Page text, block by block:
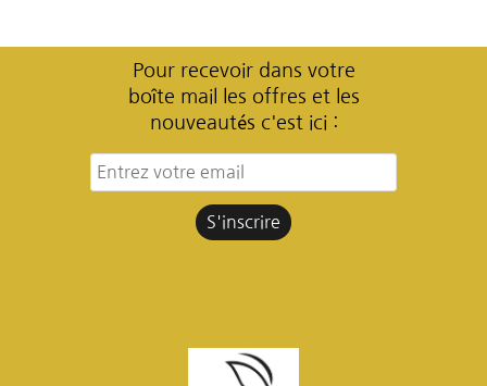
Pour recevoir dans votre
boîte mail les offres et les
nouveautés c'est ici :